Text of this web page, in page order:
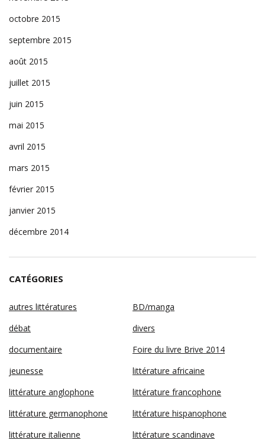
octobre 2015
septembre 2015
août 2015
juillet 2015
juin 2015
mai 2015
avril 2015
mars 2015
février 2015
janvier 2015
décembre 2014
CATÉGORIES
autres littératures
BD/manga
débat
divers
documentaire
Foire du livre Brive 2014
jeunesse
littérature africaine
littérature anglophone
littérature francophone
littérature germanophone
littérature hispanophone
littérature italienne
littérature scandinave